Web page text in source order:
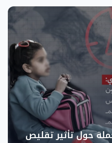
الظروف السياسية
والإنسانية الراهنة. معا لنعلي صوتنا كفلسطني African
حول تأثير تقليص